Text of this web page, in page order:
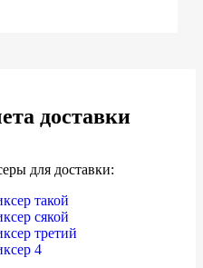
доставки
для доставки: